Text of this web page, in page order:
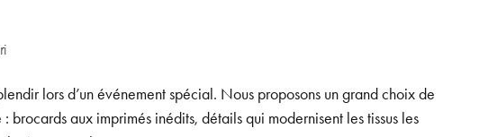
lors d’un événement spécial. Nous proposons un grand choix de
aux imprimés inédits, détails qui modernisent les tissus les